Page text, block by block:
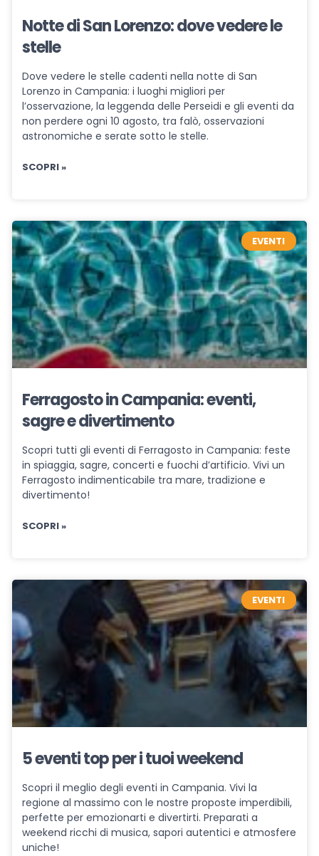
Notte di San Lorenzo: dove vedere le
stelle
Dove vedere le stelle cadenti nella notte di San
Lorenzo in Campania: i luoghi migliori per
l’osservazione, la leggenda delle Perseidi e gli eventi da
non perdere ogni 10 agosto, tra falò, osservazioni
astronomiche e serate sotto le stelle.
SCOPRI »
EVENTI
Ferragosto in Campania: eventi,
sagre e divertimento
Scopri tutti gli eventi di Ferragosto in Campania: feste
in spiaggia, sagre, concerti e fuochi d’artificio. Vivi un
Ferragosto indimenticabile tra mare, tradizione e
divertimento!
SCOPRI »
EVENTI
5 eventi top per i tuoi weekend
Scopri il meglio degli eventi in Campania. Vivi la
regione al massimo con le nostre proposte imperdibili,
perfette per emozionarti e divertirti. Preparati a
weekend ricchi di musica, sapori autentici e atmosfere
uniche!